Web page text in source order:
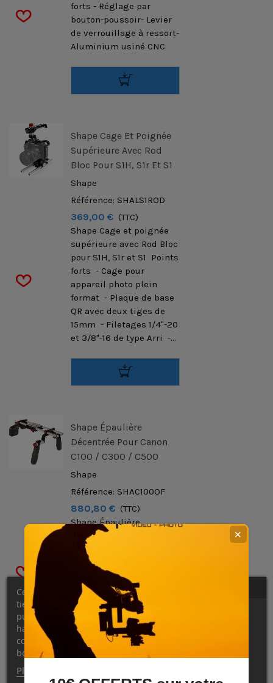
forts - Réglage par
bouton-poussoir- Levier
de verrouillage à ressort-
Aluminium usiné CNC
Shape Cage Et Poignée
Supérieure Avec Rod
Bloc Pour S1H, S1r Et S1
Shape
Référence: SHALS1ROD
369,00 € (TTC)
Shape Cage et poignée
supérieure avec Rod Bloc
pour S1H, S1r et S1 Points
forts - Cage pour
appareil photo plein
format - Plaque de base
QR avec deux tiges de
15mm - Filetages 1/4"-20
et 3/8"-16 de type Arri -...
Shape Épaulière
Décentrée Pour Canon
C100 / C300 / C500
Shape
Référence: SHAC100OF
880,80 € (TTC)
Shape Épaulière
décentrée pour Canon
C100 / C300 / C500
Destinée à la prise de
vue à la main Points
forts - Montage sur
trépied avec 1/4"-20 ou
3/8"-16 - Poignées
réglables par bouton-
poussoir - Plaque de
base...
Ce site Web utilise ses propres cookies et ceux de
tiers pour améliorer nos services et vous montrer des
publicités liées à vos préférences en analysant vos
habitudes de navigation. Pour donner votre
consentement à son utilisation, appuyez sur le
bouton Accepter.
Plus d'informations
✕